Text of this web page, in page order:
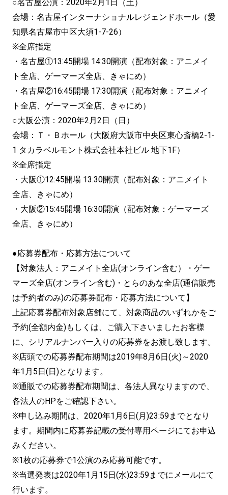
○名古屋公演：2020年2月1日（土）
会場：名古屋インターナショナルレジェンドホール（愛
知県名古屋市中区大須1-7-26）
※全席指定
・名古屋①13:45開場 14:30開演（配布対象：アニメイ
ト全店、ゲーマーズ全店、きゃにめ）
・名古屋②16:45開場 17:30開演（配布対象：アニメイ
ト全店、ゲーマーズ全店、きゃにめ）
○大阪公演：2020年2月2日（日）
会場：Ｔ・Ｂホール（大阪府大阪市中央区東心斎橋2-1-
1 タカラベルモント株式会社本社ビル 地下1F）
※全席指定
・大阪①12:45開場 13:30開演（配布対象：アニメイト
全店、きゃにめ）
・大阪②15:45開場 16:30開演（配布対象：ゲーマーズ
全店、きゃにめ）
●応募券配布・応募方法について
【対象法人：アニメイト全店(オンライン含む）・ゲー
マーズ全店(オンライン含む)・とらのあな全店(通信販売
は予約者のみ)の応募券配布・応募方法について】
上記応募券配布対象店舗にて、対象商品のいずれかをご
予約(全額内金)もしくは、ご購入下さいましたお客様
に、シリアルナンバー入りの応募券をお渡し致します。
※店頭での応募券配布期間は2019年8月6日(火)～2020
年1月5日(日)となります。
※通販での応募券配布期間は、各法人異なりますので、
各法人のHPをご確認下さい。
※申し込み期間は、2020年1月6日(月)23:59までとなり
ます。期間内に応募券記載の受付専用ページにてお申込
みください。
※1枚の応募券で1公演のみ応募可能です。
※当選発表は2020年1月15日(水)23:59までにメールにて
行います。